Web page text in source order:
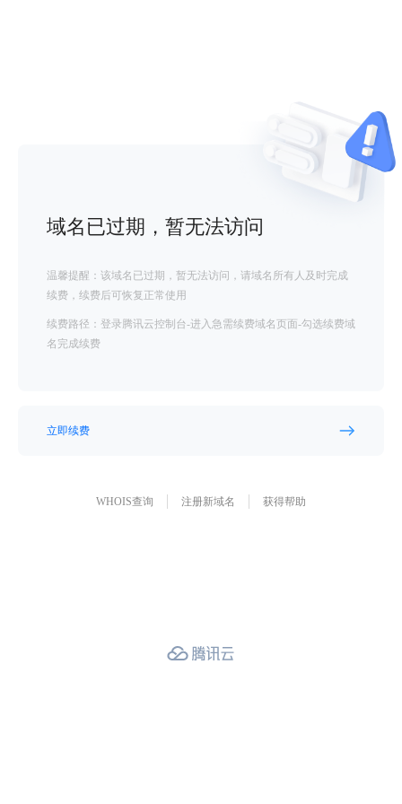
域名已过期，暂无法访问
温馨提醒：该域名已过期，暂无法访问，请域名所有人及时完成
续费，续费后可恢复正常使用
续费路径：登录腾讯云控制台-进入急需续费域名页面-勾选续费域
名完成续费
立即续费
WHOIS查询 注册新域名 获得帮助